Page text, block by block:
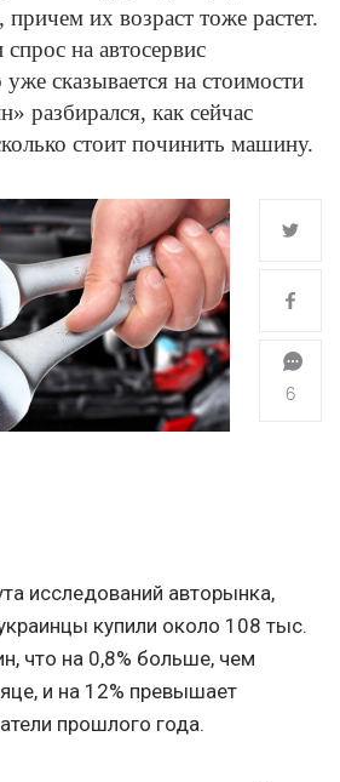
их возраст тоже растет.
на автосервис
уже сказывается на стоимости
разбирался, как сейчас
стоит починить машину.
6
исследований авторынка,
купили около 108 тыс.
что на 0,8% больше, чем
и на 12% превышает
прошлого года.